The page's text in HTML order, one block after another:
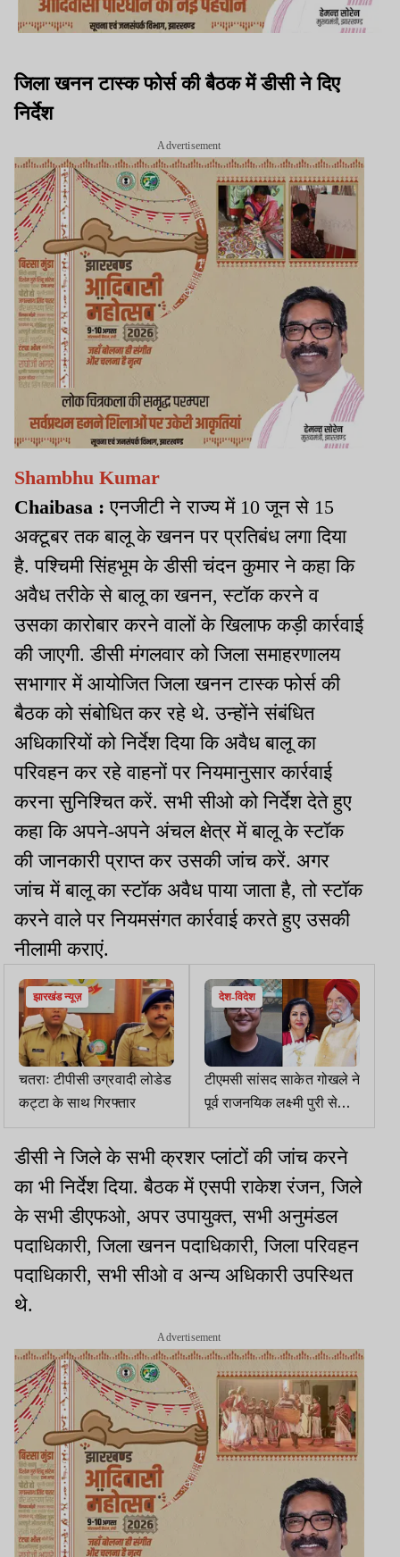
जिला खनन टास्क फोर्स की बैठक में डीसी ने दिए
निर्देश
Advertisement
Shambhu Kumar
Chaibasa : एनजीटी ने राज्य में 10 जून से 15
अक्टूबर तक बालू के खनन पर प्रतिबंध लगा दिया
है. पश्चिमी सिंहभूम के डीसी चंदन कुमार ने कहा कि
अवैध तरीके से बालू का खनन, स्टॉक करने व
उसका कारोबार करने वालों के खिलाफ कड़ी कार्रवाई
की जाएगी. डीसी मंगलवार को जिला समाहरणालय
सभागार में आयोजित जिला खनन टास्क फोर्स की
बैठक को संबोधित कर रहे थे. उन्होंने संबंधित
अधिकारियों को निर्देश दिया कि अवैध बालू का
परिवहन कर रहे वाहनों पर नियमानुसार कार्रवाई
करना सुनिश्चित करें. सभी सीओ को निर्देश देते हुए
कहा कि अपने-अपने अंचल क्षेत्र में बालू के स्टॉक
की जानकारी प्राप्त कर उसकी जांच करें. अगर
जांच में बालू का स्टॉक अवैध पाया जाता है, तो स्टॉक
करने वाले पर नियमसंगत कार्रवाई करते हुए उसकी
नीलामी कराएं.
झारखंड न्यूज़
चतराः टीपीसी उग्रवादी लोडेड
कट्टा के साथ गिरफ्तार
देश-विदेश
टीएमसी सांसद साकेत गोखले ने
पूर्व राजनयिक लक्ष्मी पुरी से
सार्वजनिक रूप से माफी मांगी
डीसी ने जिले के सभी क्रशर प्लांटों की जांच करने
का भी निर्देश दिया. बैठक में एसपी राकेश रंजन, जिले
के सभी डीएफओ, अपर उपायुक्त, सभी अनुमंडल
पदाधिकारी, जिला खनन पदाधिकारी, जिला परिवहन
पदाधिकारी, सभी सीओ व अन्य अधिकारी उपस्थित
थे.
Advertisement